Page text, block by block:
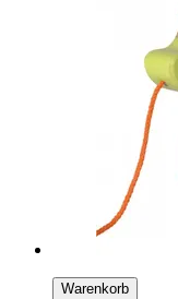
Warenkorb